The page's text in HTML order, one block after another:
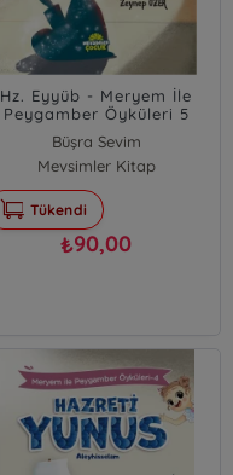
Hz. Eyyüb - Meryem İle
Peygamber Öyküleri 5
Büşra Sevim
Mevsimler Kitap
Tükendi
₺90,00